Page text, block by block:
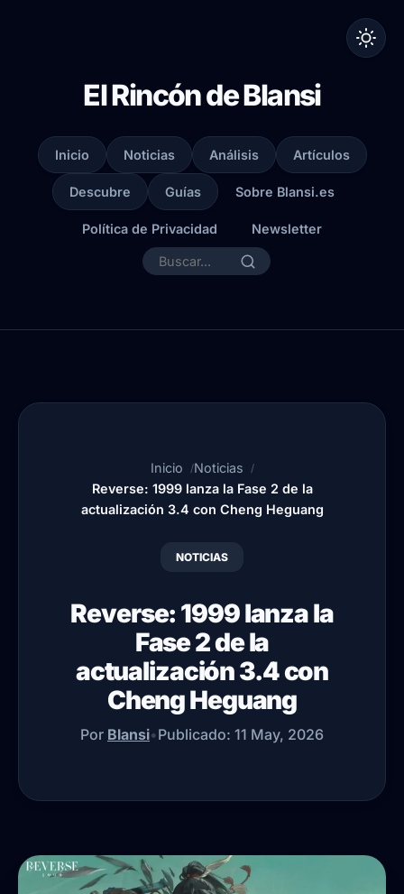
El Rincón de Blansi
Inicio Noticias Análisis Artículos
Descubre Guías Sobre Blansi.es
Política de Privacidad Newsletter
Inicio
Noticias
Reverse: 1999 lanza la Fase 2 de la
actualización 3.4 con Cheng Heguang
NOTICIAS
Reverse: 1999 lanza la
Fase 2 de la
actualización 3.4 con
Cheng Heguang
Por Blansi•Publicado: 11 May, 2026